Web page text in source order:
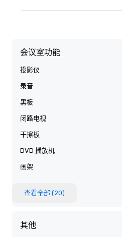
会议室功能
投影仪
录音
黑板
闭路电视
干擦板
DVD 播放机
画架
查看全部 (20)
其他